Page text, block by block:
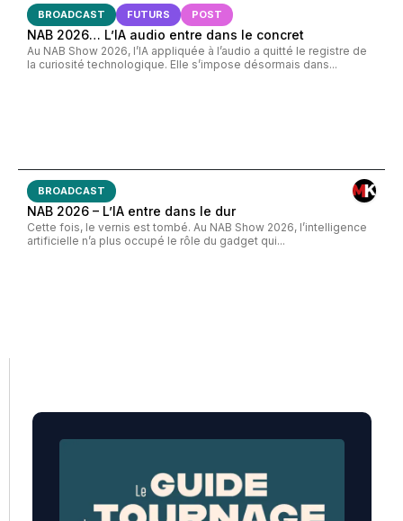
BROADCAST FUTURS POST
NAB 2026… L’IA audio entre dans le concret
Au NAB Show 2026, l’IA appliquée à l’audio a quitté le registre de
la curiosité technologique. Elle s’impose désormais dans...
BROADCAST
NAB 2026 – L’IA entre dans le dur
Cette fois, le vernis est tombé. Au NAB Show 2026, l’intelligence
artificielle n’a plus occupé le rôle du gadget qui...